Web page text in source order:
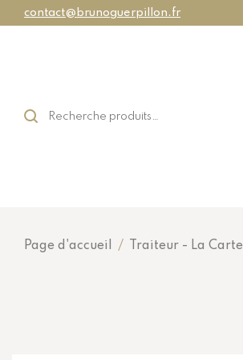
contact@brunoguerpillon.fr
Page d'accueil / Traiteur - La Carte